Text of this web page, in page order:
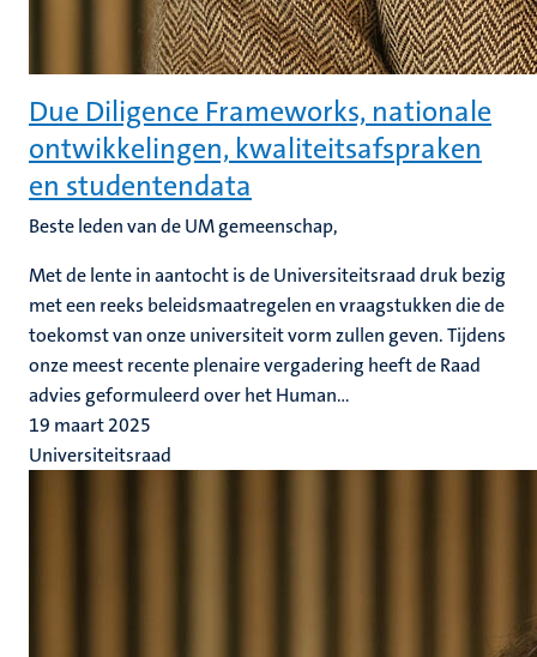
Due Diligence Frameworks, nationale
ontwikkelingen, kwaliteitsafspraken
en studentendata
Beste leden van de UM gemeenschap,
Met de lente in aantocht is de Universiteitsraad druk bezig
met een reeks beleidsmaatregelen en vraagstukken die de
toekomst van onze universiteit vorm zullen geven. Tijdens
onze meest recente plenaire vergadering heeft de Raad
advies geformuleerd over het Human...
19 maart 2025
Universiteitsraad